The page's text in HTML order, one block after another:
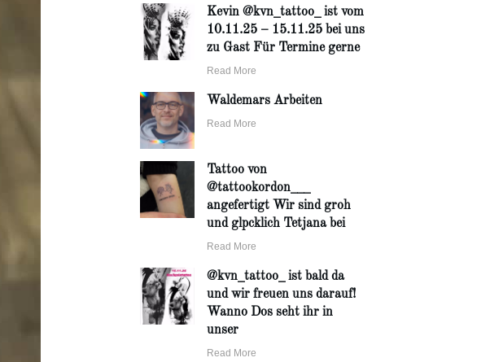
Kevin @kvn_tattoo_ ist vom
10.11.25 – 15.11.25 bei uns
zu Gast Für Termine gerne
Read More
Waldemars Arbeiten
Read More
Tattoo von
@tattookordon___
angefertigt Wir sind groh
und glpcklich Tetjana bei
Read More
@kvn_tattoo_ ist bald da
und wir freuen uns darauf!
Wanno Dos seht ihr in
unser
Read More